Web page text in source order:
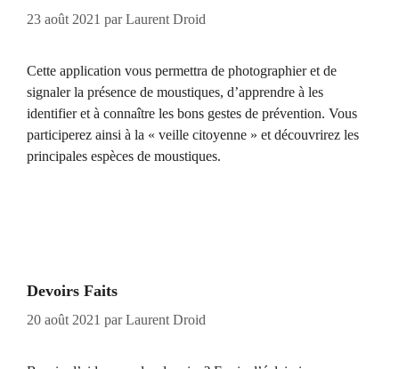
23 août 2021 parLaurent Droid
Cette application vous permettra de photographier et de
signaler la présence de moustiques, d’apprendre à les
identifier et à connaître les bons gestes de prévention. Vous
participerez ainsi à la « veille citoyenne » et découvrirez les
principales espèces de moustiques.
Devoirs Faits
20 août 2021 parLaurent Droid